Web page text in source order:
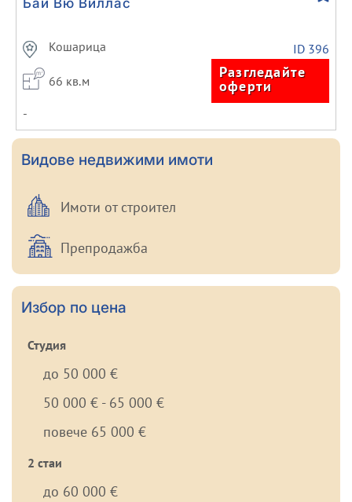
Бай Вю Виллас
Кошарица ID 396
66 кв.м Разгледайте
оферти
-
Видове недвижими имоти
Имоти от строител
Препродажба
Избор по цена
Студия
до 50 000 €
50 000 € - 65 000 €
повече 65 000 €
2 стаи
до 60 000 €